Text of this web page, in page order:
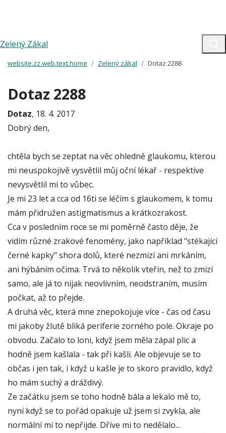
Zelený Zákal
website.zz.web.text.home Zelený zákal Dotaz 2288
Dotaz 2288
Dotaz, 18. 4. 2017
Dobrý den,
chtěla bych se zeptat na věc ohledně glaukomu, kterou
mi neuspokojivě vysvětlil můj oční lékař - respektive
nevysvětlil mi to vůbec.
Je mi 23 let a cca od 16ti se léčím s glaukomem, k tomu
mám přidružen astigmatismus a krátkozrakost.
Cca v posledním roce se mi poměrně často děje, že
vidím různé zrakové fenomény, jako například "stékající
černé kapky" shora dolů, které nezmizí ani mrkáním,
ani hýbáním očima. Trvá to několik vteřin, než to zmizí
samo, ale já to nijak neovlivním, neodstraním, musím
počkat, až to přejde.
A druhá věc, která mne znepokojuje více - čas od času
mi jakoby žlutě bliká periferie zorného pole. Okraje po
obvodu. Začalo to loni, když jsem měla zápal plic a
hodně jsem kašlala - tak při kašli. Ale objevuje se to
občas i jen tak, i když u kašle je to skoro pravidlo, když
ho mám suchý a dráždivý.
Ze začátku jsem se toho hodně bála a lekalo mě to,
nyní když se to pořád opakuje už jsem si zvykla, ale
normální mi to nepřijde. Dříve mi to nedělalo...